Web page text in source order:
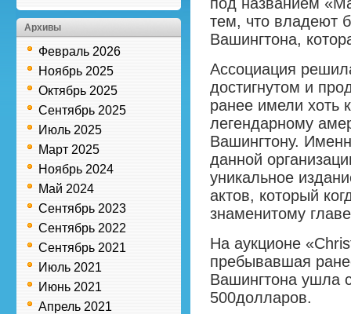
Архивы
Февраль 2026
Ноябрь 2025
Октябрь 2025
Сентябрь 2025
Июль 2025
Март 2025
Ноябрь 2024
Май 2024
Сентябрь 2023
Сентябрь 2022
Сентябрь 2021
Июль 2021
Июнь 2021
Апрель 2021
тем, что владеют
Вашингтона,
Ассоциация
достигнутом и
ранее имели хоть
легендарному
Вашингтону.
данной
уникальное
актов, который
знаменитому
На аукционе
пребывавшая
Вашингтона ушла
500долларов.